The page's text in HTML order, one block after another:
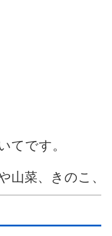
てです。
山菜、きのこ